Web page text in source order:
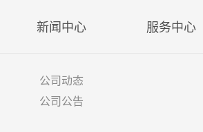
新闻中心
公司动态
公司公告
服务中心